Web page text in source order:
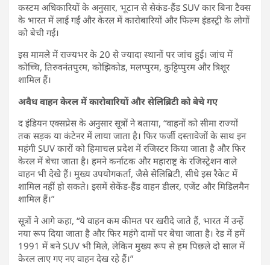
कस्टम अधिकारियों के अनुसार, भूटान से सेकंड-हैंड SUV कार बिना टैक्स
के भारत में लाई गईं और केरल में कारोबारियों और फिल्म इंडस्ट्री के लोगों
को बेची गईं।
इस मामले में राज्यभर के 20 से ज्यादा स्थानों पर जांच हुई। जांच में
कोच्चि, तिरुवनंतपुरम, कोझिकोड, मलप्पुरम, कुट्टिप्पुरम और त्रिशूर
शामिल हैं।
अवैध वाहन केरल में कारोबारियों और सेलिब्रिटी को बेचे गए
द इंडियन एक्सप्रेस के अनुसार सूत्रों ने बताया, “वाहनों को सीमा राज्यों
तक सड़क या कंटेनर में लाया जाता है। फिर फर्जी दस्तावेजों के साथ इन
महंगी SUV कारों को हिमाचल प्रदेश में रजिस्टर किया जाता है और फिर
केरल में बेचा जाता है। हमने कर्नाटक और महाराष्ट्र के रजिस्ट्रेशन वाले
वाहन भी देखे हैं। मुख्य उपयोगकर्ता, जैसे सेलिब्रिटी, सीधे इस रैकेट में
शामिल नहीं हो सकते। इसमें सेकेंड-हैंड वाहन डीलर, एजेंट और मिडिलमैन
शामिल हैं।”
सूत्रों ने आगे कहा, “ये वाहन कम कीमत पर खरीदे जाते हैं, भारत में उन्हें
नया रूप दिया जाता है और फिर महंगे दामों पर बेचा जाता है। रेड में हमें
1991 में बने SUV भी मिले, लेकिन मुख्य रूप से हम पिछले दो साल में
केरल लाए गए नए वाहन देख रहे हैं।”